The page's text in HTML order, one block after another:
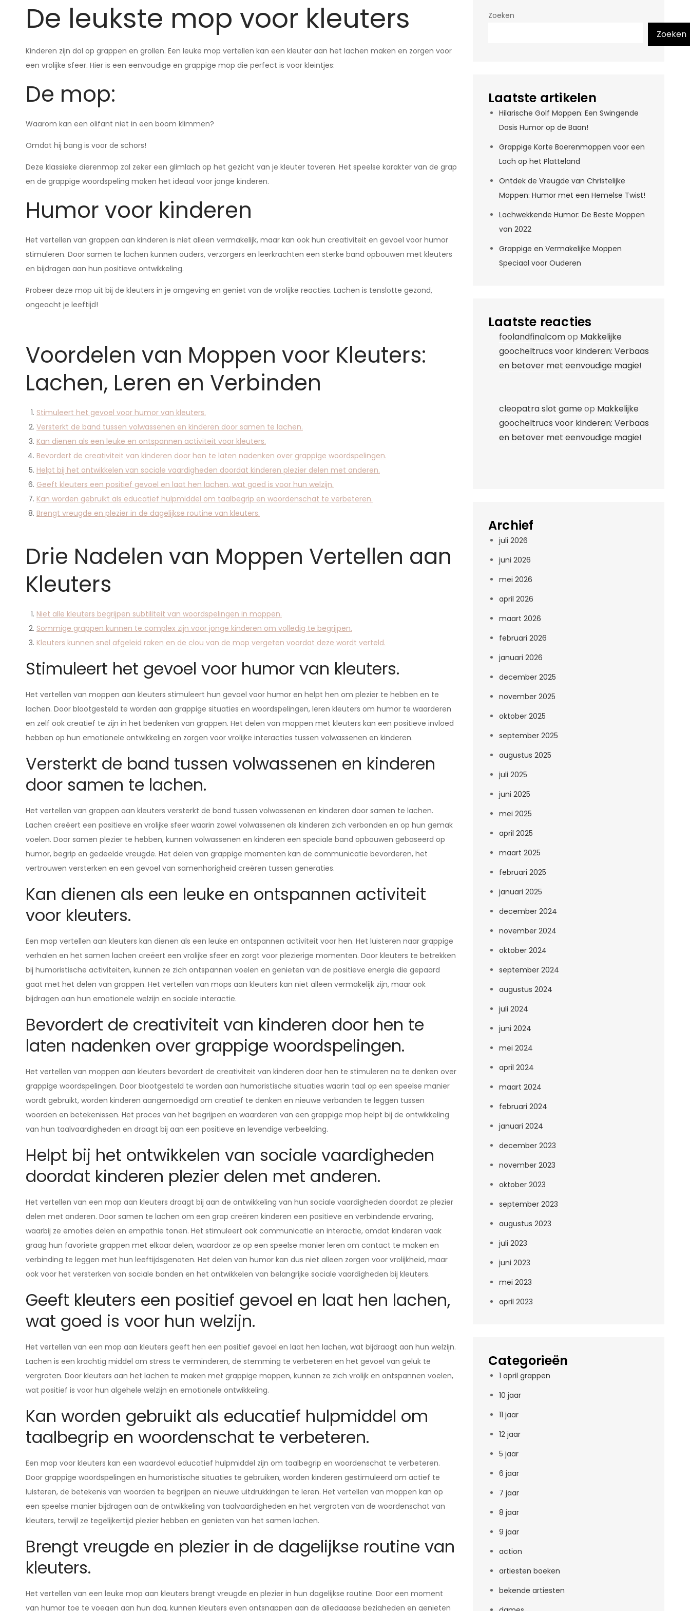
De leukste mop voor kleuters
Kinderen zijn dol op grappen en grollen. Een leuke mop vertellen kan een kleuter aan het lachen maken en zorgen voor
een vrolijke sfeer. Hier is een eenvoudige en grappige mop die perfect is voor kleintjes:
De mop:
Waarom kan een olifant niet in een boom klimmen?
Omdat hij bang is voor de schors!
Deze klassieke dierenmop zal zeker een glimlach op het gezicht van je kleuter toveren. Het speelse karakter van de grap
en de grappige woordspeling maken het ideaal voor jonge kinderen.
Humor voor kinderen
Het vertellen van grappen aan kinderen is niet alleen vermakelijk, maar kan ook hun creativiteit en gevoel voor humor
stimuleren. Door samen te lachen kunnen ouders, verzorgers en leerkrachten een sterke band opbouwen met kleuters
en bijdragen aan hun positieve ontwikkeling.
Probeer deze mop uit bij de kleuters in je omgeving en geniet van de vrolijke reacties. Lachen is tenslotte gezond,
ongeacht je leeftijd!
Voordelen van Moppen voor Kleuters:
Lachen, Leren en Verbinden
Stimuleert het gevoel voor humor van kleuters.
Versterkt de band tussen volwassenen en kinderen door samen te lachen.
Kan dienen als een leuke en ontspannen activiteit voor kleuters.
Bevordert de creativiteit van kinderen door hen te laten nadenken over grappige woordspelingen.
Helpt bij het ontwikkelen van sociale vaardigheden doordat kinderen plezier delen met anderen.
Geeft kleuters een positief gevoel en laat hen lachen, wat goed is voor hun welzijn.
Kan worden gebruikt als educatief hulpmiddel om taalbegrip en woordenschat te verbeteren.
Brengt vreugde en plezier in de dagelijkse routine van kleuters.
Drie Nadelen van Moppen Vertellen aan
Kleuters
Niet alle kleuters begrijpen subtiliteit van woordspelingen in moppen.
Sommige grappen kunnen te complex zijn voor jonge kinderen om volledig te begrijpen.
Kleuters kunnen snel afgeleid raken en de clou van de mop vergeten voordat deze wordt verteld.
Stimuleert het gevoel voor humor van kleuters.
Het vertellen van moppen aan kleuters stimuleert hun gevoel voor humor en helpt hen om plezier te hebben en te
lachen. Door blootgesteld te worden aan grappige situaties en woordspelingen, leren kleuters om humor te waarderen
en zelf ook creatief te zijn in het bedenken van grappen. Het delen van moppen met kleuters kan een positieve invloed
hebben op hun emotionele ontwikkeling en zorgen voor vrolijke interacties tussen volwassenen en kinderen.
Versterkt de band tussen volwassenen en kinderen
door samen te lachen.
Het vertellen van grappen aan kleuters versterkt de band tussen volwassenen en kinderen door samen te lachen.
Lachen creëert een positieve en vrolijke sfeer waarin zowel volwassenen als kinderen zich verbonden en op hun gemak
voelen. Door samen plezier te hebben, kunnen volwassenen en kinderen een speciale band opbouwen gebaseerd op
humor, begrip en gedeelde vreugde. Het delen van grappige momenten kan de communicatie bevorderen, het
vertrouwen versterken en een gevoel van samenhorigheid creëren tussen generaties.
Kan dienen als een leuke en ontspannen activiteit
voor kleuters.
Een mop vertellen aan kleuters kan dienen als een leuke en ontspannen activiteit voor hen. Het luisteren naar grappige
verhalen en het samen lachen creëert een vrolijke sfeer en zorgt voor plezierige momenten. Door kleuters te betrekken
bij humoristische activiteiten, kunnen ze zich ontspannen voelen en genieten van de positieve energie die gepaard
gaat met het delen van grappen. Het vertellen van mops aan kleuters kan niet alleen vermakelijk zijn, maar ook
bijdragen aan hun emotionele welzijn en sociale interactie.
Bevordert de creativiteit van kinderen door hen te
laten nadenken over grappige woordspelingen.
Het vertellen van moppen aan kleuters bevordert de creativiteit van kinderen door hen te stimuleren na te denken over
grappige woordspelingen. Door blootgesteld te worden aan humoristische situaties waarin taal op een speelse manier
wordt gebruikt, worden kinderen aangemoedigd om creatief te denken en nieuwe verbanden te leggen tussen
woorden en betekenissen. Het proces van het begrijpen en waarderen van een grappige mop helpt bij de ontwikkeling
van hun taalvaardigheden en draagt bij aan een positieve en levendige verbeelding.
Helpt bij het ontwikkelen van sociale vaardigheden
doordat kinderen plezier delen met anderen.
Het vertellen van een mop aan kleuters draagt bij aan de ontwikkeling van hun sociale vaardigheden doordat ze plezier
delen met anderen. Door samen te lachen om een grap creëren kinderen een positieve en verbindende ervaring,
waarbij ze emoties delen en empathie tonen. Het stimuleert ook communicatie en interactie, omdat kinderen vaak
graag hun favoriete grappen met elkaar delen, waardoor ze op een speelse manier leren om contact te maken en
verbinding te leggen met hun leeftijdsgenoten. Het delen van humor kan dus niet alleen zorgen voor vrolijkheid, maar
ook voor het versterken van sociale banden en het ontwikkelen van belangrijke sociale vaardigheden bij kleuters.
Geeft kleuters een positief gevoel en laat hen lachen,
wat goed is voor hun welzijn.
Het vertellen van een mop aan kleuters geeft hen een positief gevoel en laat hen lachen, wat bijdraagt aan hun welzijn.
Lachen is een krachtig middel om stress te verminderen, de stemming te verbeteren en het gevoel van geluk te
vergroten. Door kleuters aan het lachen te maken met grappige moppen, kunnen ze zich vrolijk en ontspannen voelen,
wat positief is voor hun algehele welzijn en emotionele ontwikkeling.
Kan worden gebruikt als educatief hulpmiddel om
taalbegrip en woordenschat te verbeteren.
Een mop voor kleuters kan een waardevol educatief hulpmiddel zijn om taalbegrip en woordenschat te verbeteren.
Door grappige woordspelingen en humoristische situaties te gebruiken, worden kinderen gestimuleerd om actief te
luisteren, de betekenis van woorden te begrijpen en nieuwe uitdrukkingen te leren. Het vertellen van moppen kan op
een speelse manier bijdragen aan de ontwikkeling van taalvaardigheden en het vergroten van de woordenschat van
kleuters, terwijl ze tegelijkertijd plezier hebben en genieten van het samen lachen.
Brengt vreugde en plezier in de dagelijkse routine van
kleuters.
Het vertellen van een leuke mop aan kleuters brengt vreugde en plezier in hun dagelijkse routine. Door een moment
van humor toe te voegen aan hun dag, kunnen kleuters even ontsnappen aan de alledaagse bezigheden en genieten
Zoeken
Zoeken
Laatste artikelen
Hilarische Golf Moppen: Een Swingende
Dosis Humor op de Baan!
Grappige Korte Boerenmoppen voor een
Lach op het Platteland
Ontdek de Vreugde van Christelijke
Moppen: Humor met een Hemelse Twist!
Lachwekkende Humor: De Beste Moppen
van 2022
Grappige en Vermakelijke Moppen
Speciaal voor Ouderen
Laatste reacties
foolandfinalcomop Makkelijke
goocheltrucs voor kinderen: Verbaas
en betover met eenvoudige magie!
cleopatra slot gameop Makkelijke
goocheltrucs voor kinderen: Verbaas
en betover met eenvoudige magie!
Archief
juli 2026
juni 2026
mei 2026
april 2026
maart 2026
februari 2026
januari 2026
december 2025
november 2025
oktober 2025
september 2025
augustus 2025
juli 2025
juni 2025
mei 2025
april 2025
maart 2025
februari 2025
januari 2025
december 2024
november 2024
oktober 2024
september 2024
augustus 2024
juli 2024
juni 2024
mei 2024
april 2024
maart 2024
februari 2024
januari 2024
december 2023
november 2023
oktober 2023
september 2023
augustus 2023
juli 2023
juni 2023
mei 2023
april 2023
Categorieën
1 april grappen
10 jaar
11 jaar
12 jaar
5 jaar
6 jaar
7 jaar
8 jaar
9 jaar
action
artiesten boeken
bekende artiesten